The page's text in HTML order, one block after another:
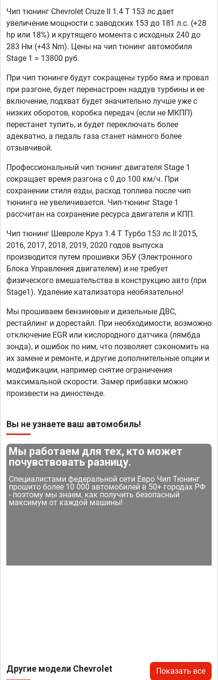
Чип тюнинг Chevrolet Cruze II 1.4 T 153 лс дает
увеличение мощности с заводских 153 до 181 л.с. (+28
hp или 18%) и крутящего момента с исходных 240 до
283 Нм (+43 Nm). Цены на чип тюнинг автомобиля
Stage 1 = 13800 руб.
При чип тюнинге будут сокращены турбо яма и провал
при разгоне, будет перенастроен наддув турбины и ее
включение, подхват будет значительно лучше уже с
низких оборотов, коробка передач (если не МКПП)
перестанет тупить, и будет переключать более
адекватно, а педаль газа станет намного более
отзывчивой.
Профессиональный чип тюнинг двигателя Stage 1
сокращает время разгона с 0 до 100 км/ч. При
сохранении стиля езды, расход топлива после чип
тюнинга не увеличивается. Чип-тюнинг Stage 1
рассчитан на сохранение ресурса двигателя и КПП.
Чип тюнинг Шевроле Круз 1.4 T Турбо 153 лс II 2015,
2016, 2017, 2018, 2019, 2020 годов выпуска
производится путем прошивки ЭБУ (Электронного
Блока Управления двигателем) и не требует
физического вмешательства в конструкцию авто (при
Stage1). Удаление катализатора необязательно!
Мы прошиваем бензиновые и дизельные ДВС,
рестайлинг и дорестайл. При необходимости, возможно
отключение EGR или кислородного датчика (лямбда
зонда), и ошибок по ним, что позволяет сэкономить на
их замене и ремонте, и другие дополнительные опции и
модификации, например снятие ограничения
максимальной скорости. Замер прибавки можно
произвести на диностенде.
Вы не узнаете ваш автомобиль!
Мы работаем для тех, кто может
почувствовать разницу.
Специалистами федеральной сети Евро Чип Тюнинг
прошито более 10 000 автомобилей в 50+ городах РФ
- поэтому мы знаем, как получить безопасный
максимум от каждой машины!
Другие модели Chevrolet Показать все